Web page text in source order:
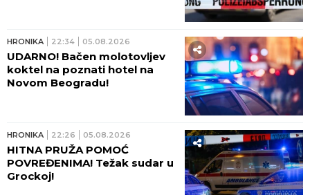
HRONIKA 22:34 05.08.2026
UDARNO! Bačen molotovljev
koktel na poznati hotel na
Novom Beogradu!
HRONIKA 22:26 05.08.2026
HITNA PRUŽA POMOĆ
POVREĐENIMA! Težak sudar u
Grockoj!